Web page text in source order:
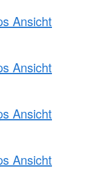
Ansicht
Ansicht
Ansicht
Ansicht